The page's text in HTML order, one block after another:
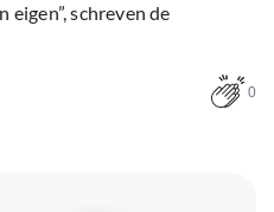
schreven de
0